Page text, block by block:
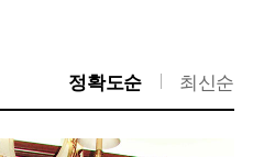
정확도순 최신순